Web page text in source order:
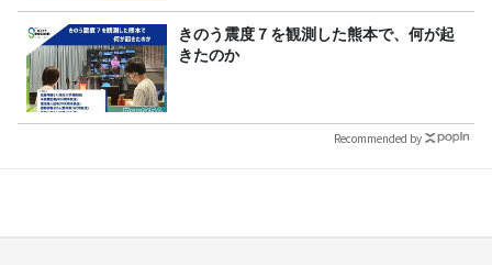
きのう震度７を観測した熊本で、何が起
きたのか
Recommended by